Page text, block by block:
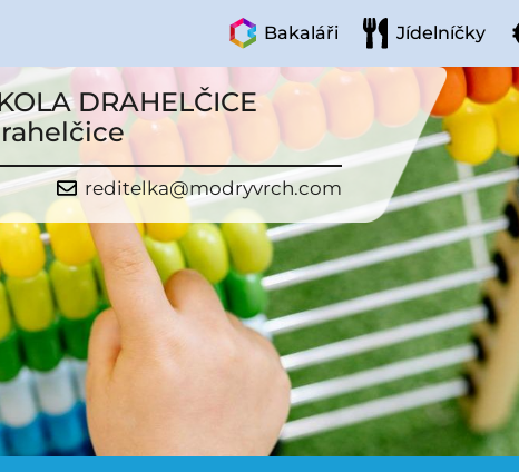
Bakaláři Jídelníčky
DRAHELČICE
reditelka@modryvrch.com